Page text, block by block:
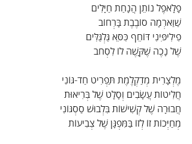
פָלָאפֶל נוֹתֵן הֲנָחַת חַיָּלִים
שַׁוַארְמָה סוֹבֶבֶת בָּרְחוֹב
פִילִיפִּינִי דּוֹחֵף כִּסֵּא גַּלְגַּלִּים
שֶׁל נָכֶה שֶׁקָּשֶׁה לוֹ לִסְחֹב
מֶלְצָרִית מְדַקְלֶמֶת תַּפְרִיט חַד-גּוֹנִי
חֲלִיטוֹת עֲשָׂבִים וְסָלָט שֶׁל בְּרִיאוּת
חֲבוּרָה שֶׁל קְשִׁישׁוֹת בִּלְבוּשׁ סַסְגּוֹנִי
מְחַיְּכוֹת זוֹ לְזוֹ בַּמִּפְגָּן שֶׁל צְבִיעוֹת